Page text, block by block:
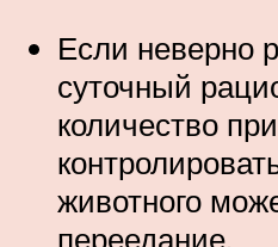
Если неверно
суточный
количество
животного
переедание.